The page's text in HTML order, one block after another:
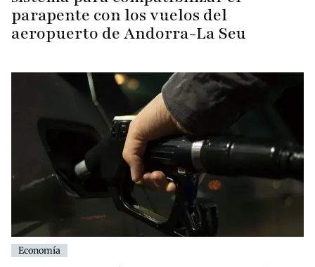
parapente con los vuelos del
aeropuerto de Andorra-La Seu
Economía